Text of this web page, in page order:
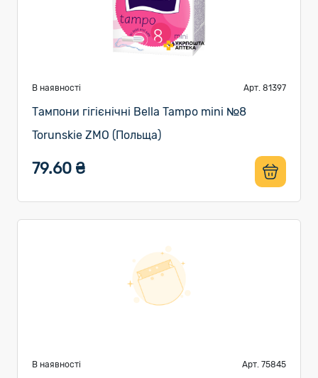
В наявності Арт. 81397
Тампони гігієнічні Bella Tampo mini №8
Torunskie ZMO (Польща)
79.60 ₴
В наявності Арт. 75845